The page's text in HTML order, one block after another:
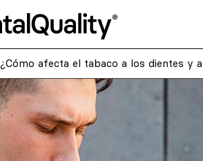
¿Cómo afecta el tabaco a los dientes y